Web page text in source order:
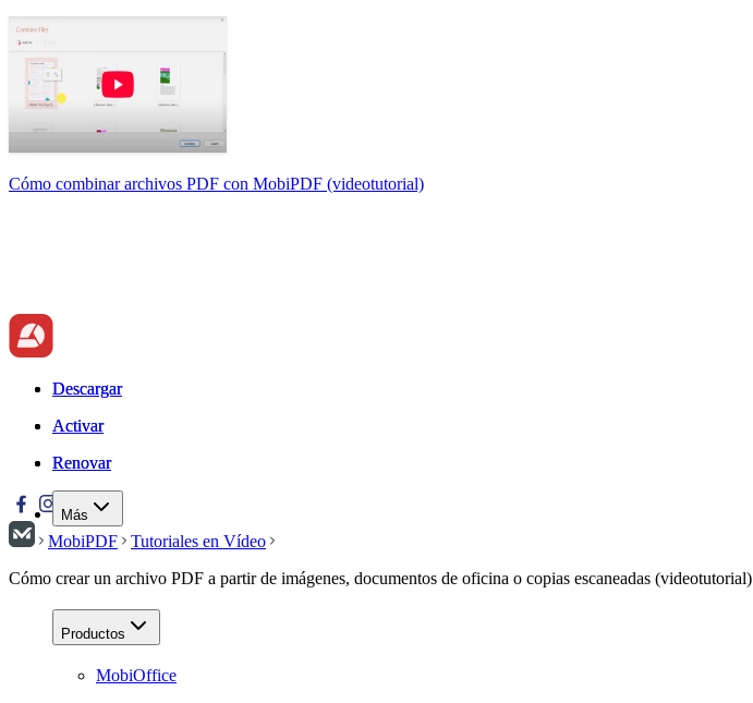
Cómo combinar archivos PDF con MobiPDF (videotutorial)
Descargar
Activar
Renovar
Más
Descargar
Activar
Renovar
MobiPDF
Tutoriales en Vídeo
Cómo crear un archivo PDF a partir de imágenes, documentos de oficina o copias escaneadas (videotutorial)
Productos
MobiOffice